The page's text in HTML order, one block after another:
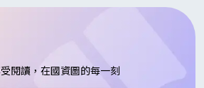
閱讀，在國資圖的每一刻